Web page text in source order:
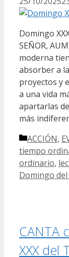
Domingo
SEÑOR,
moderna
absorber a
proyectos y
a una vida
apartarlas
más
Categorías
ACCIÓN,
tiempo
ordinario,
Domingo
CANTA
XXX del